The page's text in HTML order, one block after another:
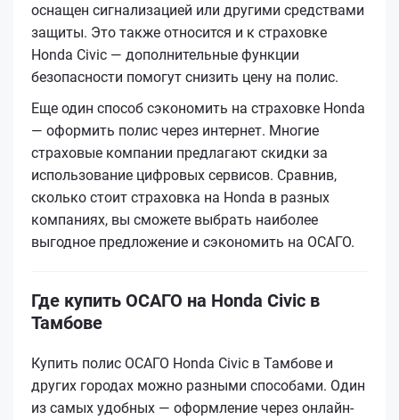
оснащен сигнализацией или другими средствами
защиты. Это также относится и к страховке
Honda Civic — дополнительные функции
безопасности помогут снизить цену на полис.
Еще один способ сэкономить на страховке Honda
— оформить полис через интернет. Многие
страховые компании предлагают скидки за
использование цифровых сервисов. Сравнив,
сколько стоит страховка на Honda в разных
компаниях, вы сможете выбрать наиболее
выгодное предложение и сэкономить на ОСАГО.
Где купить ОСАГО на Honda Civic в
Тамбове
Купить полис ОСАГО Honda Civic в Тамбове и
других городах можно разными способами. Один
из самых удобных — оформление через онлайн-